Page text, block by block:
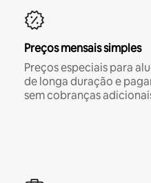
Preços mensais simples
Preços especiais para
de longa duração e
sem cobranças